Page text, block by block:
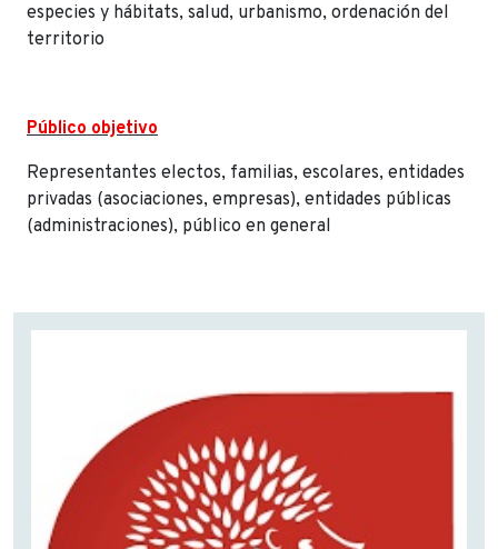
especies y hábitats, salud, urbanismo, ordenación del
territorio
Público objetivo
Representantes electos, familias, escolares, entidades
privadas (asociaciones, empresas), entidades públicas
(administraciones), público en general